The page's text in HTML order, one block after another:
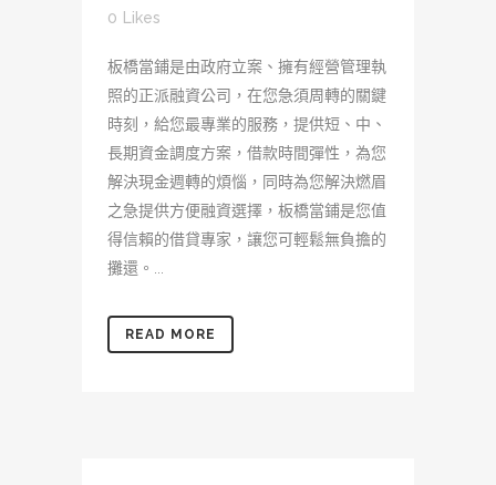
0 Likes
板橋當鋪是由政府立案、擁有經營管理執
照的正派融資公司，在您急須周轉的關鍵
時刻，給您最專業的服務，提供短、中、
長期資金調度方案，借款時間彈性，為您
解決現金週轉的煩惱，同時為您解決燃眉
之急提供方便融資選擇，板橋當鋪是您值
得信賴的借貸專家，讓您可輕鬆無負擔的
攤還。...
READ MORE